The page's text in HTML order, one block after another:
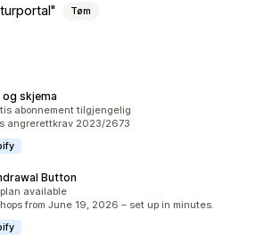
Tøm
og skjema
abonnement tilgjengelig
angrerettkrav 2023/2673
Button
available
from June 19, 2026 – set up in minutes.